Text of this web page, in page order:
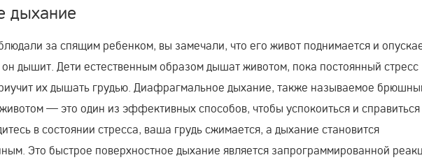
дыхание
за спящим ребенком, вы замечали, что его живот поднимается и
дышит. Дети естественным образом дышат животом, пока постоянный стресс
их дышать грудью. Диафрагмальное дыхание, также называемое
— это один из эффективных способов, чтобы успокоиться и справиться
в состоянии стресса, ваша грудь сжимается, а дыхание становится
Это быстрое поверхностное дыхание является запрограммированной